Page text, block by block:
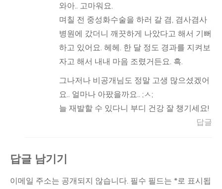
와아.. 고마워요.
며칠 전 중성화수술을 하러 갈 겸, 겸사겸사
병원에 갔더니 깨끗하게 나았다고 해서 기뻐
하고 있어요. 헤헤. 한 달 정도 경과를 지켜보
자고 해서 내내 마음 조렸거든요. 흑.
그나저나 비공개님도 정말 고생 많으셨겠어
요.. 얼마나 아팠을까요.. ;ㅅ;
늘 재발할 수 있다니 부디 건강 잘 챙기세요!
답글
답글 남기기
이메일 주소는 공개되지 않습니다. 필수 필드는 *로 표시됩